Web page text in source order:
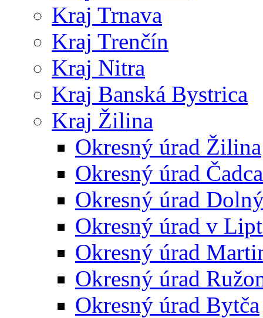
Kraj Trnava
Kraj Trenčín
Kraj Nitra
Kraj Banská Bystrica
Kraj Žilina
Okresný úrad Žilina
Okresný úrad Čadca
Okresný úrad
Okresný úrad v
Okresný úrad
Okresný úrad
Okresný úrad Bytča